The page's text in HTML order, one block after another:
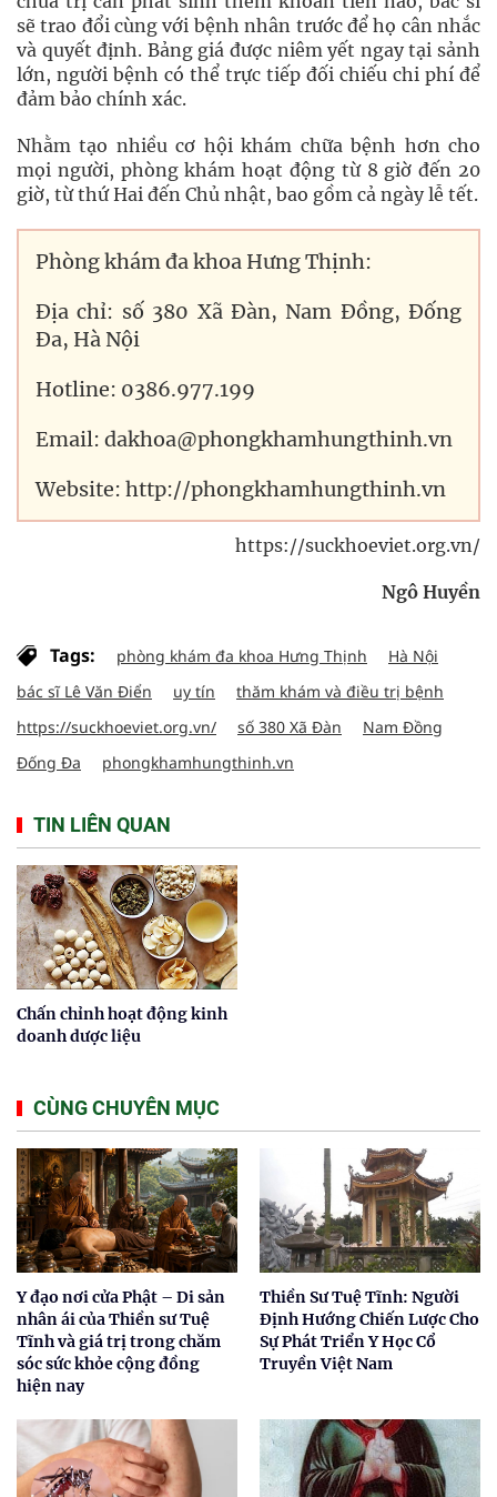
sẽ trao đổi cùng với bệnh nhân trước để họ cân nhắc
và quyết định. Bảng giá được niêm yết ngay tại sảnh
lớn, người bệnh có thể trực tiếp đối chiếu chi phí để
đảm bảo chính xác.
Nhằm tạo nhiều cơ hội khám chữa bệnh hơn cho
mọi người, phòng khám hoạt động từ 8 giờ đến 20
giờ, từ thứ Hai đến Chủ nhật, bao gồm cả ngày lễ tết.
Phòng khám đa khoa Hưng Thịnh:
Địa chỉ: số 380 Xã Đàn, Nam Đồng, Đống
Đa, Hà Nội
Hotline: 0386.977.199
Email: dakhoa@phongkhamhungthinh.vn
Website: http://phongkhamhungthinh.vn
https://suckhoeviet.org.vn/
Ngô Huyền
Tags: phòng khám đa khoa Hưng Thịnh
Hà Nội
bác sĩ Lê Văn Điển
uy tín
thăm khám và điều trị bệnh
https://suckhoeviet.org.vn/
số 380 Xã Đàn
Nam Đồng
Đống Đa
phongkhamhungthinh.vn
TIN LIÊN QUAN
Chấn chỉnh hoạt động kinh
doanh dược liệu
CÙNG CHUYÊN MỤC
Y đạo nơi cửa Phật – Di sản
nhân ái của Thiền sư Tuệ
Tĩnh và giá trị trong chăm
sóc sức khỏe cộng đồng
hiện nay
Thiền Sư Tuệ Tĩnh: Người
Định Hướng Chiến Lược Cho
Sự Phát Triển Y Học Cổ
Truyền Việt Nam